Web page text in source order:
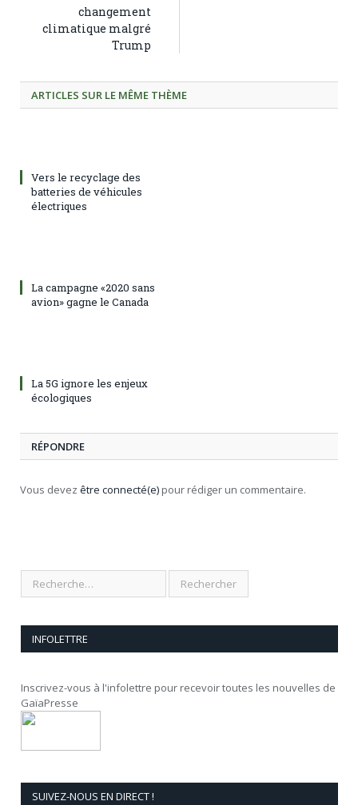
changement
climatique malgré
Trump
ARTICLES SUR LE MÊME THÈME
Vers le recyclage des
batteries de véhicules
électriques
La campagne «2020 sans
avion» gagne le Canada
La 5G ignore les enjeux
écologiques
RÉPONDRE
Vous devez être connecté(e) pour rédiger un commentaire.
INFOLETTRE
Inscrivez-vous à l'infolettre pour recevoir toutes les nouvelles de
GaïaPresse
SUIVEZ-NOUS EN DIRECT !